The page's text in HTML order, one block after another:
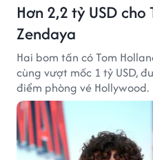
Hơn 2,2 tỷ USD cho
Zendaya
Hai bom tấn có Tom
cùng vượt mốc 1 tỷ USD,
điểm phòng vé Hollywood.